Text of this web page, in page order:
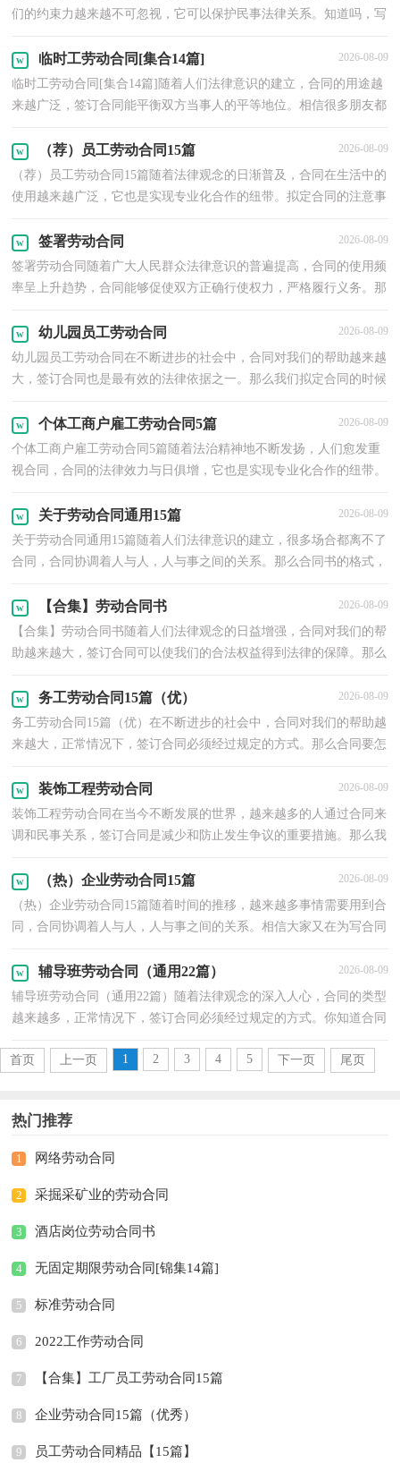
们的约束力越来越不可忽视，它可以保护民事法律关系。知道吗，写
临时工劳动合同[集合14篇] 2026-08-09
临时工劳动合同[集合14篇]随着人们法律意识的建立，合同的用途越
来越广泛，签订合同能平衡双方当事人的平等地位。相信很多朋友都
（荐）员工劳动合同15篇 2026-08-09
（荐）员工劳动合同15篇随着法律观念的日渐普及，合同在生活中的
使用越来越广泛，它也是实现专业化合作的纽带。拟定合同的注意事
签署劳动合同 2026-08-09
签署劳动合同随着广大人民群众法律意识的普遍提高，合同的使用频
率呈上升趋势，合同能够促使双方正确行使权力，严格履行义务。那
幼儿园员工劳动合同 2026-08-09
幼儿园员工劳动合同在不断进步的社会中，合同对我们的帮助越来越
大，签订合同也是最有效的法律依据之一。那么我们拟定合同的时候
个体工商户雇工劳动合同5篇 2026-08-09
个体工商户雇工劳动合同5篇随着法治精神地不断发扬，人们愈发重
视合同，合同的法律效力与日俱增，它也是实现专业化合作的纽带。
关于劳动合同通用15篇 2026-08-09
关于劳动合同通用15篇随着人们法律意识的建立，很多场合都离不了
合同，合同协调着人与人，人与事之间的关系。那么合同书的格式，
【合集】劳动合同书 2026-08-09
【合集】劳动合同书随着人们法律观念的日益增强，合同对我们的帮
助越来越大，签订合同可以使我们的合法权益得到法律的保障。那么
务工劳动合同15篇（优） 2026-08-09
务工劳动合同15篇（优）在不断进步的社会中，合同对我们的帮助越
来越大，正常情况下，签订合同必须经过规定的方式。那么合同要怎
装饰工程劳动合同 2026-08-09
装饰工程劳动合同在当今不断发展的世界，越来越多的人通过合同来
调和民事关系，签订合同是减少和防止发生争议的重要措施。那么我
（热）企业劳动合同15篇 2026-08-09
（热）企业劳动合同15篇随着时间的推移，越来越多事情需要用到合
同，合同协调着人与人，人与事之间的关系。相信大家又在为写合同
辅导班劳动合同（通用22篇） 2026-08-09
辅导班劳动合同（通用22篇）随着法律观念的深入人心，合同的类型
越来越多，正常情况下，签订合同必须经过规定的方式。你知道合同
首页
上一页 1 2 3 4 5 下一页 尾页
热门推荐
1 网络劳动合同
2 采掘采矿业的劳动合同
3 酒店岗位劳动合同书
4 无固定期限劳动合同[锦集14篇]
5 标准劳动合同
6 2022工作劳动合同
7 【合集】工厂员工劳动合同15篇
8 企业劳动合同15篇（优秀）
9 员工劳动合同精品【15篇】